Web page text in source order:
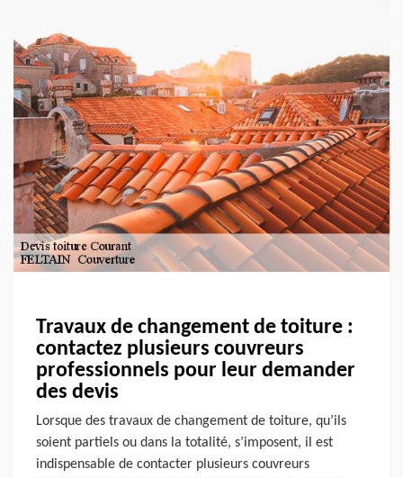
Travaux de changement de toiture :
contactez plusieurs couvreurs
professionnels pour leur demander
des devis
Lorsque des travaux de changement de toiture, qu’ils
soient partiels ou dans la totalité, s’imposent, il est
indispensable de contacter plusieurs couvreurs